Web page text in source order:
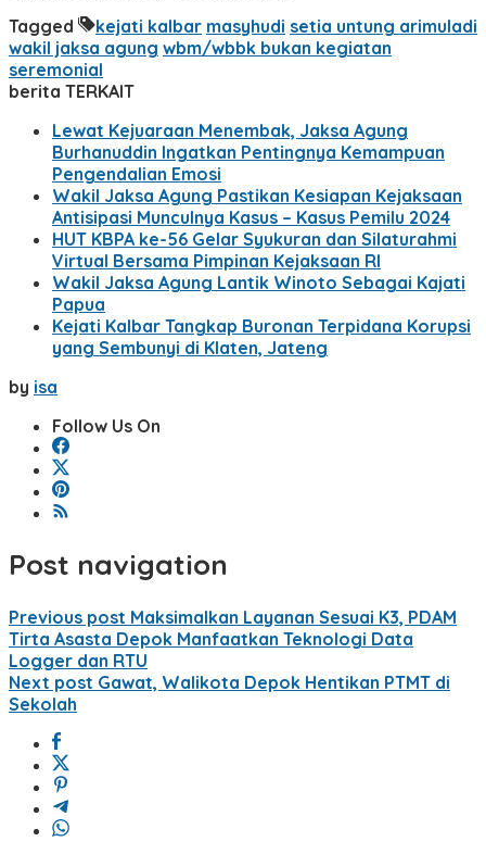
Tagged kejati kalbar masyhudi setia untung arimuladi
wakil jaksa agung wbm/wbbk bukan kegiatan
seremonial
berita TERKAIT
Lewat Kejuaraan Menembak, Jaksa Agung
Burhanuddin Ingatkan Pentingnya Kemampuan
Pengendalian Emosi
Wakil Jaksa Agung Pastikan Kesiapan Kejaksaan
Antisipasi Munculnya Kasus – Kasus Pemilu 2024
HUT KBPA ke-56 Gelar Syukuran dan Silaturahmi
Virtual Bersama Pimpinan Kejaksaan RI
Wakil Jaksa Agung Lantik Winoto Sebagai Kajati
Papua
Kejati Kalbar Tangkap Buronan Terpidana Korupsi
yang Sembunyi di Klaten, Jateng
by isa
Follow Us On
Post navigation
Previous post Maksimalkan Layanan Sesuai K3, PDAM
Tirta Asasta Depok Manfaatkan Teknologi Data
Logger dan RTU
Next post Gawat, Walikota Depok Hentikan PTMT di
Sekolah